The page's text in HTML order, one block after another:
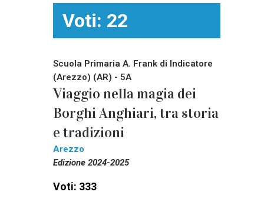
Voti: 22
Scuola Primaria A. Frank di Indicatore
(Arezzo) (AR) - 5A
Viaggio nella magia dei
Borghi Anghiari, tra storia
e tradizioni
Arezzo
Edizione 2024-2025
Voti: 333